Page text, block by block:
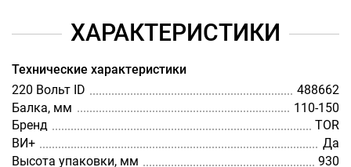
ХАРАКТЕРИСТИКИ
Технические характеристики
220 Вольт ID
488662
Балка, мм
110-150
Бренд
TOR
ВИ+
Да
Высота упаковки, мм
930